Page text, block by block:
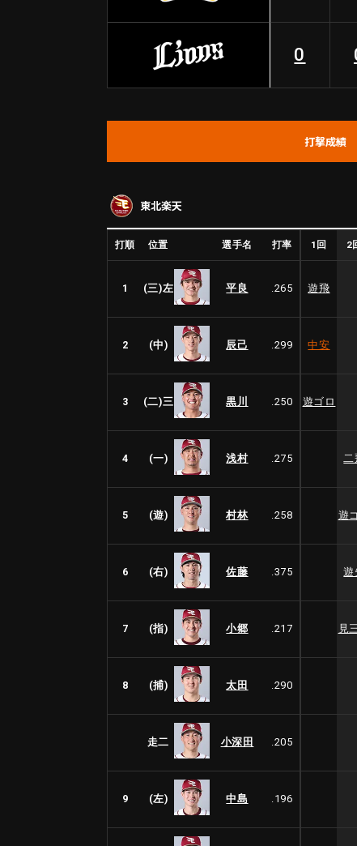
0
打撃成績
東北楽天
打順 位置 選手名 打率 1回 2
1 (三)左 平良 .265 遊飛
2 (中) 辰己 .299 中安
3 (二)三 黒川 .250 遊ゴロ
4 (一) 浅村 .275 二
5 (遊) 村林 .258 遊
6 (右) 佐藤 .375 遊
7 (指) 小郷 .217 見
8 (捕) 太田 .290
走二 小深田 .205
9 (左) 中島 .196